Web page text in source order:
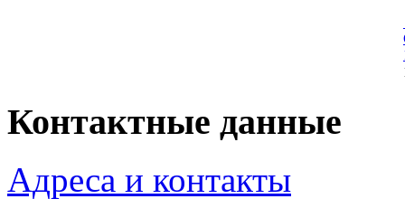
Контактные данные
Адреса и контакты